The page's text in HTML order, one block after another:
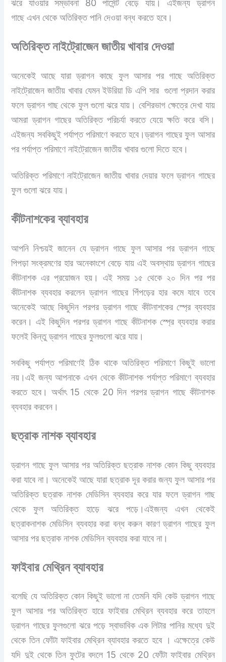
ঝরে যাওয়ার সম্ভাবনা 80 পার্সেন্ট বেড়ে যায়। এইজন্য ড্রাগন
গাছেএখন থেকে অতিরিক্ত পানি দেওয়া বন্ধ করতে হবে।
অতিরিক্ত নাইট্রোজেন জাতীয় খাবার দেওয়া
অনেকেই আছে যারা ড্রাগন কাছে ফুল আসার পর গাছে অতিরিক্ত
নাইট্রোজেন জাতীয় খাবার যেমন ইউরিয়া ডি এপি সার গুলো প্রদান করার
ফলে ড্রাগন গাছ থেকে ফুল গুলো ঝরে যায়। বেশিরভাগ ক্ষেত্রে দেখা যায়
আমরা ড্রাগন গাছের অতিরিক্ত পরিচর্যা করতে যেয়ে ক্ষতি করে বসি।
এইজন্য সবকিছুই পর্যাপ্ত পরিমাণে করতে হবে।ড্রাগন গাছের ফুল আসার
পর পর্যাপ্ত পরিমাণে নাইট্রোজেন জাতীয় খাবার গুলো দিতে হবে।
অতিরিক্ত পরিমাণে নাইট্রোজেন জাতীয় খাবার দেয়ার ফলে ড্রাগন গাছের
ফুল গুলো ঝরে যায়।
কীটনাশকের ব্যাবহার
আপনি নিশ্চয়ই জানেন যে ড্রাগন গাছে ফুল আসার পর ড্রাগন গাছে
পিপড়া সংক্রমণের হার অনেকাংশে বেড়ে যায় এই অবস্থায় ড্রাগন গাছের
কীটনাশক এর প্রয়োজন হয়। এই সময় ১৫ থেকে ২০ দিন পর পর
কীটনাশক ব্যবহার করলেন ড্রাগন গাছের পিঁপড়ের হার কমে যাবে তবে
অনেকেই আছে কিছুদিন পরপর ড্রাগন গাছে কীটনাশকের স্প্রে ব্যবহার
করেন। এই কিছুদিন পরপর ড্রাগন গাছে কীটনাশক স্প্রে ব্যবহার করার
ফলেইকিন্তু ড্রাগন গাছের ফুলগুলো ঝরে যায়।
সবকিছু পর্যাপ্ত পরিমাণেই ঠিক থাকে অতিরিক্ত পরিমাণে কিছুই ভালো
নয়।এই জন্য আপনাকে এখন থেকে কীটনাশক পর্যাপ্ত পরিমাণে ব্যবহার
করতে হবে। অর্থাৎ 15 থেকে 20 দিন পরপর ড্রাগন গাছে কীটনাশক
ব্যবহার করবেন।
ছত্রাক নাশক ব্যাবহার
ড্রাগন গাছে ফুল আসার পর অতিরিক্ত ছত্রাক নাশক কোন কিছু ব্যবহার
করা যাবে না। অনেকেই আছে যারা ছত্রাক দূর করার জন্য ফুল আসার পর
অতিরিক্ত ছত্রাক নাশক মেডিসিন ব্যবহার করে যার ফলে ড্রাগন গাছ
থেকে ফুল অতিরিক্ত হাড়ে ঝরে পড়ে।এইজন্য এখন থেকেই
ছত্রাকনাশক মেডিসিন ব্যবহার করা বন্ধ করুন কারণ ড্রাগন গাছের ফুল
আসার পর ছত্রাক নাশক মেডিসিন ব্যবহার করা যাবে না।
ফাইবার মেথ্রিন ব্যাবহার
বলেছি যে অতিরিক্ত কোন কিছুই ভালো না তেমনি যদি কেউ ড্রাগন গাছে
ফুল আসার পর অতিরিক্ত হারে ফাইবার মেথ্রিন ব্যবহার করে তাহলে
ড্রাগন গাছের ফুলগুলো ঝরে পড়ে স্বাভাবিক এক লিটার পানির মধ্যে দুই
থেকে তিন ফোঁটা ফাইবার মেথ্রিন ব্যাবহার করতে হবে । এক্ষেত্রে কেউ
যদি দুই থেকে তিন ফুটের বদলে 15 থেকে 20 ফোঁটা ফাইবার মেথ্রিন